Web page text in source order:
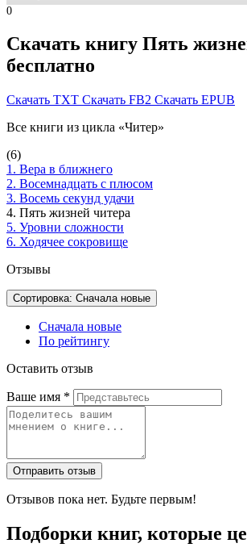
0
Скачать книгу Пять
бесплатно
Скачать TXT Скачать FB2 Скачать EPUB
Все книги из цикла «Читер»
(6)
1. Вера в ближнего
2. Восемнадцать с плюсом
3. Восемь секунд удачи
4. Пять жизней читера
5. Уровни сложности
6. Ходячее сокровище
Отзывы
Сортировка: Сначала новые
Сначала новые
По рейтингу
Оставить отзыв
Ваше имя *
Отправить отзыв
Отзывов пока нет. Будьте первым!
Подборки книг, которые